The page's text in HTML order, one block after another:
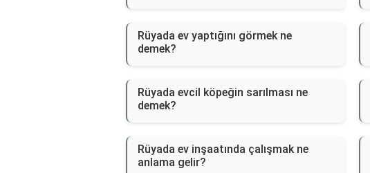
Rüyada ev yaptığını görmek ne
demek?
Rüyada evcil köpeğin sarılması ne
demek?
Rüyada ev inşaatında çalışmak ne
anlama gelir?